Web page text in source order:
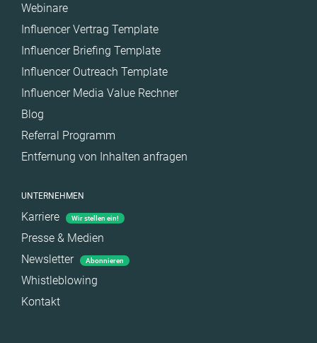
Webinare
Influencer Vertrag Template
Influencer Briefing Template
Influencer Outreach Template
Influencer Media Value Rechner
Blog
Referral Programm
Entfernung von Inhalten anfragen
UNTERNEHMEN
Karriere Wir stellen ein!
Presse & Medien
Newsletter
Abonnieren
Whistleblowing
Kontakt